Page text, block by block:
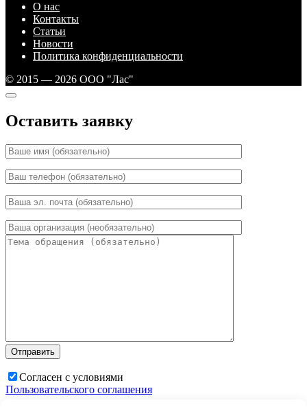
О нас
Контакты
Статьи
Новости
Политика конфиденциальности
© 2015 — 2026 ООО "Лас"
Оставить заявку
Согласен с условиями
Пользовательского соглашения